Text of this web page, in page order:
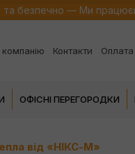
безпечно — Ми
Контакти Оплата
ОФІСНІ ПЕРЕГОРОДКИ
від «НІКС-М»